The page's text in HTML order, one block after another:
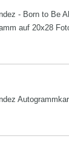
- Born to Be
auf 20x28